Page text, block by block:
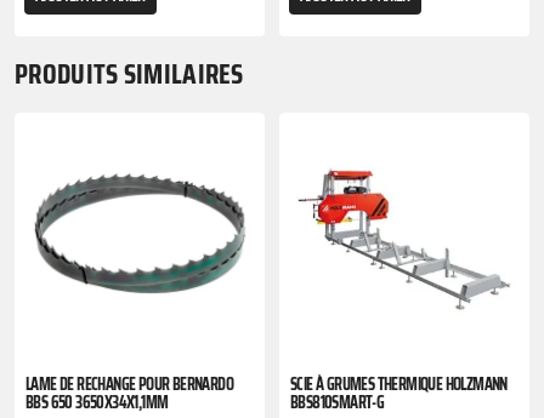
PRODUITS SIMILAIRES
LAME DE RECHANGE POUR BERNARDO
BBS 650 3650X34X1,1MM
SCIE À GRUMES THERMIQUE HOLZMANN
BBS810SMART-G